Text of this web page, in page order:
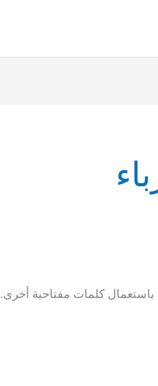
باستعمال كلمات مفتاحية أخرى.